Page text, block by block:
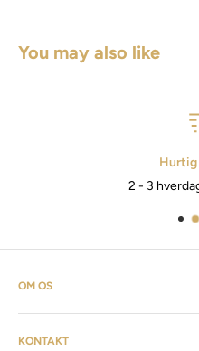
You may also like
Hurtig
2 - 3
OM OS
Cosmevers er et kosmetisk
finde alt fra frisørartikler,
KONTAKT